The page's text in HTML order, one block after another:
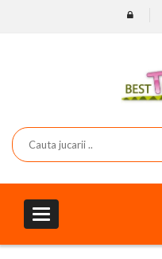
Toggle
navigation